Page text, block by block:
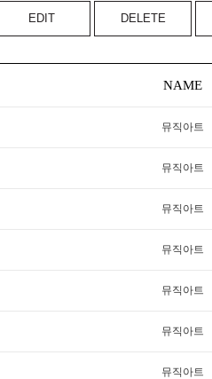
EDIT DELETE
NAME
뮤직아트
뮤직아트
뮤직아트
뮤직아트
뮤직아트
뮤직아트
뮤직아트